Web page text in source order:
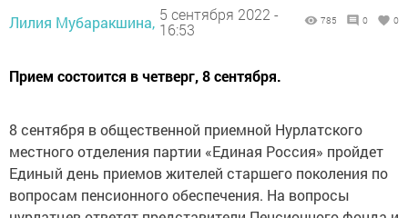
Лилия Мубаракшина, 5 сентября 2022 -
16:53
785 0 0
Прием состоится в четверг, 8 сентября.
8 сентября в общественной приемной Нурлатского
местного отделения партии «Единая Россия» пройдет
Единый день приемов жителей старшего поколения по
вопросам пенсионного обеспечения. На вопросы